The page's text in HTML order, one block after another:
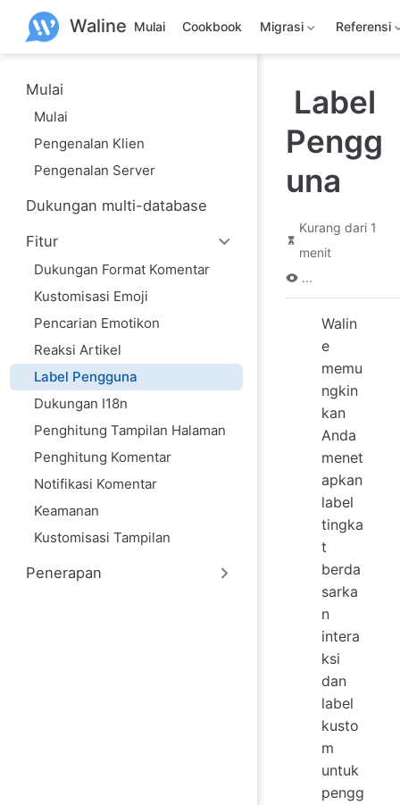
Waline Mulai Cookbook Migrasi Referensi
Mulai
Mulai
Pengenalan Klien
Pengenalan Server
Dukungan multi-database
Fitur
Dukungan Format Komentar
Kustomisasi Emoji
Pencarian Emotikon
Reaksi Artikel
Label Pengguna
Dukungan I18n
Penghitung Tampilan Halaman
Penghitung Komentar
Notifikasi Komentar
Keamanan
Kustomisasi Tampilan
Penerapan
Label
Pengg
una
Kurang dari 1
menit
...
Walin
e
memu
ngkin
kan
Anda
menet
apkan
label
tingka
t
berda
sarka
n
intera
ksi
dan
label
kusto
m
untuk
pengg